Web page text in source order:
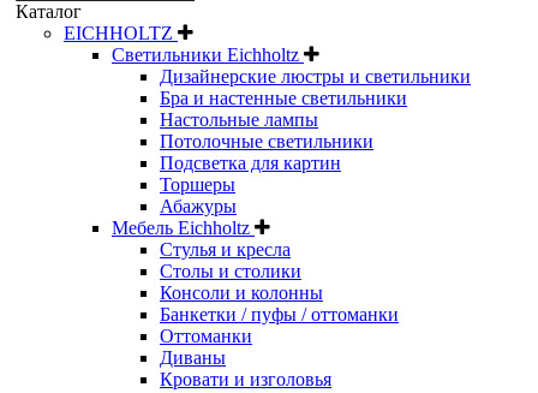
Каталог
EICHHOLTZ
Светильники Eichholtz
Дизайнерские люстры и светильники
Бра и настенные светильники
Настольные лампы
Потолочные светильники
Подсветка для картин
Торшеры
Абажуры
Мебель Eichholtz
Стулья и кресла
Столы и столики
Консоли и колонны
Банкетки / пуфы / оттоманки
Оттоманки
Диваны
Кровати и изголовья